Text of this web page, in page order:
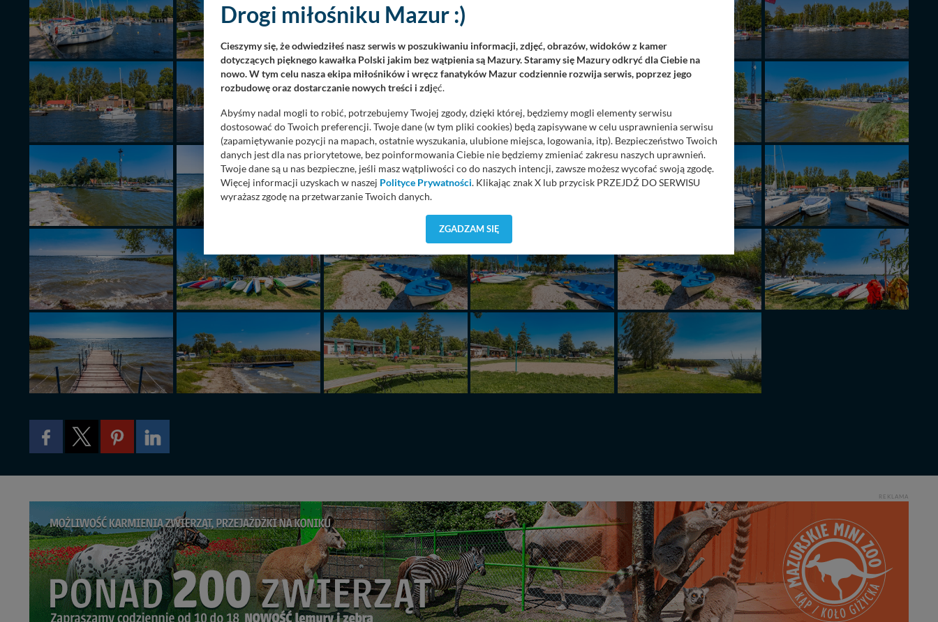
REKLAMA
Drogi miłośniku Mazur :)
Cieszymy się, że odwiedziłeś nasz serwis w poszukiwaniu informacji, zdjęć, obrazów, widoków z kamer
dotyczących pięknego kawałka Polski jakim bez wątpienia są Mazury. Staramy się Mazury odkryć dla Ciebie na
nowo. W tym celu nasza ekipa miłośników i wręcz fanatyków Mazur codziennie rozwija serwis, poprzez jego
rozbudowę oraz dostarczanie nowych treści i zdjęć.
Abyśmy nadal mogli to robić, potrzebujemy Twojej zgody, dzięki której, będziemy mogli elementy serwisu
dostosować do Twoich preferencji. Twoje dane (w tym pliki cookies) będą zapisywane w celu usprawnienia serwisu
(zapamiętywanie pozycji na mapach, ostatnie wyszukania, ulubione miejsca, logowania, itp). Bezpieczeństwo Twoich
danych jest dla nas priorytetowe, bez poinformowania Ciebie nie będziemy zmieniać zakresu naszych uprawnień.
Twoje dane są u nas bezpieczne, jeśli masz wątpliwości co do naszych intencji, zawsze możesz wycofać swoją zgodę.
Więcej informacji uzyskach w naszej Polityce Prywatności. Klikając znak X lub przycisk PRZEJDŹ DO SERWISU
wyrażasz zgodę na przetwarzanie Twoich danych.
Wyjątkiem jest sytuacja, gdy przekazanie Twoich danych jest elementem usługi (przekazanie danych z formularza
zasadach i funkcjonalności serwisu wRegulaminie Serwisu.
Administratorem Twoich danych jest: Agencja Reklamowa Kreacja Monika Borkowska, z siedzibą ul. Wiejska 17,
11-500 Giżycko. Możesz z nami skontaktować się za pośrednictwem tejstrony.
W każdej chwili możesz: zażądać dostępu do swoich danych, zażądać ich poprawienia lub usunięcia, zabronić ich
przetwarzania. Pamiętaj jednak, że nie zawsze jest możliwe techniczne zrealizowanie Twoich praw w odniesieniu do
informacji zawartych w plikach cookies. Twoja przeglądarka umożliwia Ci skasowanie tych plików - w pewnych
przypadkach nie możemy tego zrobić za Ciebie.
Dziękujemy, i życzmy miłego odkrywania Mazur na nowo...
ZGADZAM SIĘ